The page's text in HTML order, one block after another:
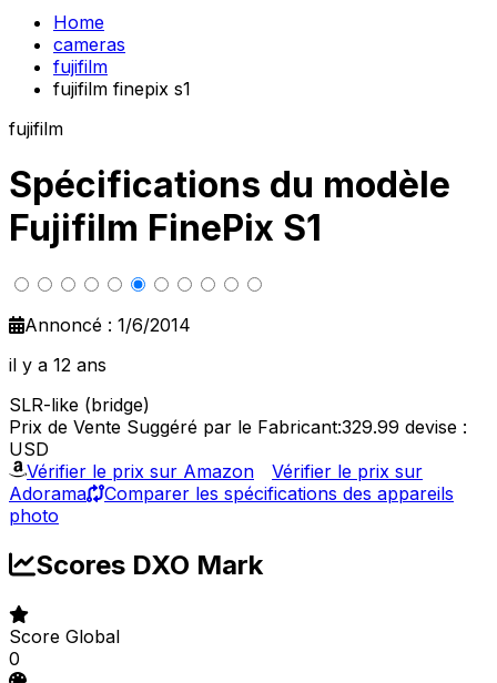
Home
cameras
fujifilm
fujifilm finepix s1
fujifilm
Spécifications du modèle
Fujifilm FinePix S1
Annoncé : 1/6/2014
il y a 12 ans
SLR-like (bridge)
Prix de Vente Suggéré par le Fabricant:329.99 devise :
USD
Vérifier le prix sur Amazon
Vérifier le prix sur
Adorama
Comparer les spécifications des appareils
photo
Scores DXO Mark
Score Global
0